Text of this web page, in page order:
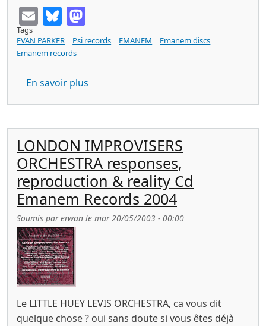
EmailBluesky
Tags
EVAN PARKER
Psi records EMANEM
Emanem discs
Emanem records
En savoir plus
LONDON IMPROVISERS
ORCHESTRA responses,
reproduction & reality Cd
Emanem Records 2004
Soumis parerwan le mar 20/05/2003 - 00:00
Le LITTLE HUEY LEVIS ORCHESTRA, ca vous dit
quelque chose ? oui sans doute si vous êtes déjà